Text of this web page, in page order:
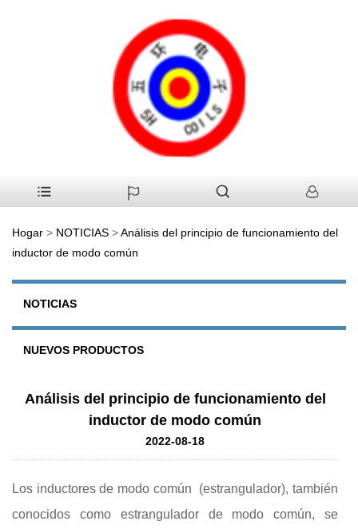
Hogar > NOTICIAS >Análisis del principio de funcionamiento del
inductor de modo común
NOTICIAS
NUEVOS PRODUCTOS
Análisis del principio de funcionamiento del
inductor de modo común
2022-08-18
Los inductores de modo común
(estrangulador), también
conocidos como estrangulador de modo común, se